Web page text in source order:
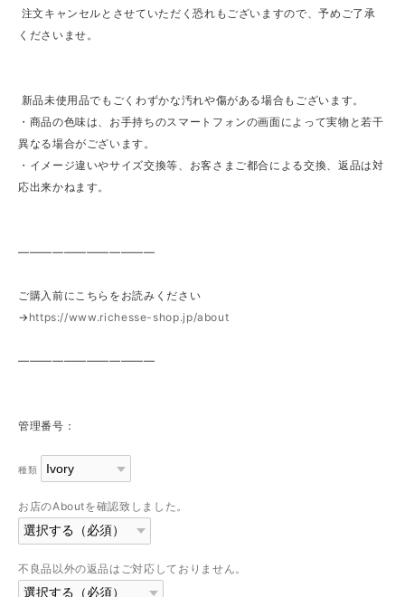
注文キャンセルとさせていただく恐れもございますので、予めご了承
くださいませ。
新品未使用品でもごくわずかな汚れや傷がある場合もございます。
・商品の色味は、お手持ちのスマートフォンの画面によって実物と若干
異なる場合がございます。
・イメージ違いやサイズ交換等、お客さまご都合による交換、返品は対
応出来かねます。
————————————
ご購入前にこちらをお読みください
→ https://www.richesse-shop.jp/about
————————————
管理番号：
種類
お店のAboutを確認致しました。
不良品以外の返品はご対応しておりません。